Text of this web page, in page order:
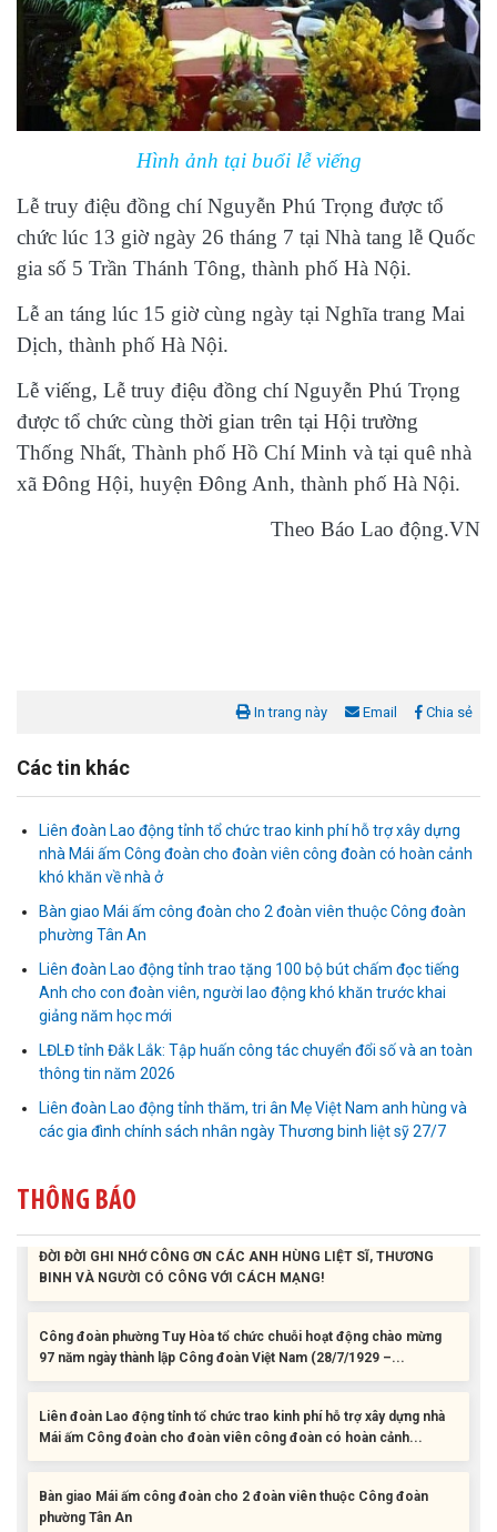
Hình ảnh tại buổi lễ viếng
Lễ truy điệu đồng chí Nguyễn Phú Trọng được tổ
chức lúc 13 giờ ngày 26 tháng 7 tại Nhà tang lễ Quốc
gia số 5 Trần Thánh Tông, thành phố Hà Nội.
Lễ an táng lúc 15 giờ cùng ngày tại Nghĩa trang Mai
Dịch, thành phố Hà Nội.
Lễ viếng, Lễ truy điệu đồng chí Nguyễn Phú Trọng
được tổ chức cùng thời gian trên tại Hội trường
Thống Nhất, Thành phố Hồ Chí Minh và tại quê nhà
xã Đông Hội, huyện Đông Anh, thành phố Hà Nội.
Theo Báo Lao động.VN
In trang này Email Chia sẻ
Các tin khác
Liên đoàn Lao động tỉnh tổ chức trao kinh phí hỗ trợ xây dựng
nhà Mái ấm Công đoàn cho đoàn viên công đoàn có hoàn cảnh
khó khăn về nhà ở
Bàn giao Mái ấm công đoàn cho 2 đoàn viên thuộc Công đoàn
phường Tân An
Liên đoàn Lao động tỉnh trao tặng 100 bộ bút chấm đọc tiếng
Anh cho con đoàn viên, người lao động khó khăn trước khai
giảng năm học mới
LĐLĐ tỉnh Đắk Lắk: Tập huấn công tác chuyển đổi số và an toàn
thông tin năm 2026
Liên đoàn Lao động tỉnh thăm, tri ân Mẹ Việt Nam anh hùng và
các gia đình chính sách nhân ngày Thương binh liệt sỹ 27/7
THÔNG BÁO
Liên đoàn Lao động tỉnh tổ chức trao kinh phí hỗ trợ xây dựng nhà
Mái ấm Công đoàn cho đoàn viên công đoàn có hoàn cảnh...
Bàn giao Mái ấm công đoàn cho 2 đoàn viên thuộc Công đoàn
phường Tân An
Liên đoàn Lao động tỉnh trao tặng 100 bộ bút chấm đọc tiếng Anh
BINH VÀ NGƯỜI CÓ CÔNG VỚI CÁCH MẠNG!